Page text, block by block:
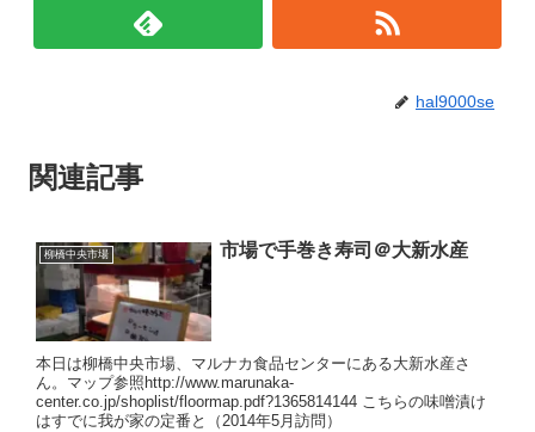
hal9000se
関連記事
柳橋中央市場 市場で手巻き寿司＠大新水産
本日は柳橋中央市場、マルナカ食品センターにある大新水産さ
ん。マップ参照http://www.marunaka-
center.co.jp/shoplist/floormap.pdf?1365814144 こちらの味噌漬け
はすでに我が家の定番と（2014年5月訪問）